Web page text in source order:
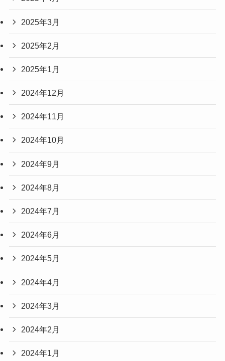
2025年3月
2025年2月
2025年1月
2024年12月
2024年11月
2024年10月
2024年9月
2024年8月
2024年7月
2024年6月
2024年5月
2024年4月
2024年3月
2024年2月
2024年1月